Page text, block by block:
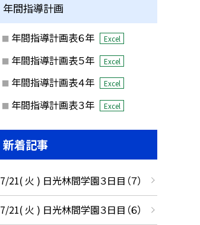
年間指導計画
年間指導計画表６年 Excel
年間指導計画表５年 Excel
年間指導計画表４年 Excel
年間指導計画表３年 Excel
新着記事
7/21( 火 ) 日光林間学園３日目（７）
7/21( 火 ) 日光林間学園３日目（６）